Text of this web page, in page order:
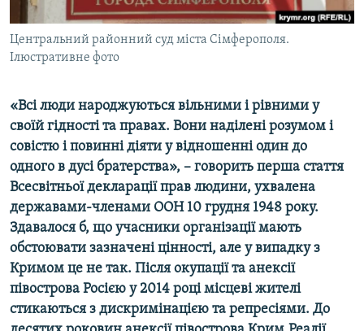
ІНФОГРАФІКА
ДОЛУЧАЙСЯ!
Центральний районний суд міста Сімферополя.
Ілюстративне фото
«Всі люди народжуються вільними і рівними у
своїй гідності та правах. Вони наділені розумом і
совістю і повинні діяти у відно­шенні один до
одного в дусі братерства», – говорить перша стаття
Всесвітньої декларації прав людини, ухвалена
державами-членами ООН 10 грудня 1948 року.
Здавалося б, що учасники організації мають
обстоювати зазначені цінності, але у випадку з
Кримом це не так. Після окупації та анексії
півострова Росією у 2014 році місцеві жителі
стикаються з дискримінацією та репресіями. До